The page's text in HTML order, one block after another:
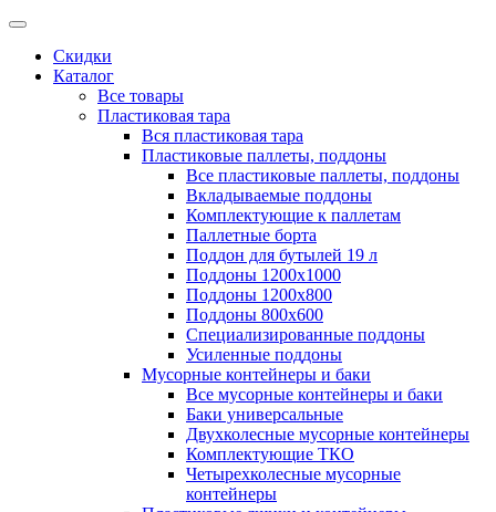
Скидки
Каталог
Все товары
Пластиковая тара
Вся пластиковая тара
Пластиковые паллеты, поддоны
Все пластиковые паллеты, поддоны
Вкладываемые поддоны
Комплектующие к паллетам
Паллетные борта
Поддон для бутылей 19 л
Поддоны 1200х1000
Поддоны 1200х800
Поддоны 800х600
Специализированные поддоны
Усиленные поддоны
Мусорные контейнеры и баки
Все мусорные контейнеры и баки
Баки универсальные
Двухколесные мусорные контейнеры
Комплектующие ТКО
Четырехколесные мусорные
контейнеры